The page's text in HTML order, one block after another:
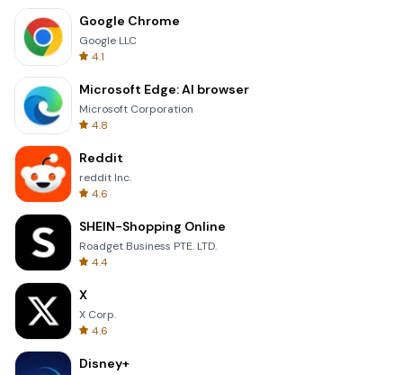
Google Chrome
Google LLC
4.1
Microsoft Edge: AI browser
Microsoft Corporation
4.8
Reddit
reddit Inc.
4.6
SHEIN-Shopping Online
Roadget Business PTE. LTD.
4.4
X
X Corp.
4.6
Disney+